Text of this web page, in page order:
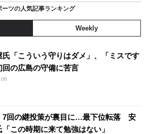
ーツの人気記事ランキング
Weekly
氏「こういう守りはダメ」、「ミスです
回の広島の守備に苦言
7回の継投策が裏目に…最下位転落 安
「この時期に来て勉強はない」